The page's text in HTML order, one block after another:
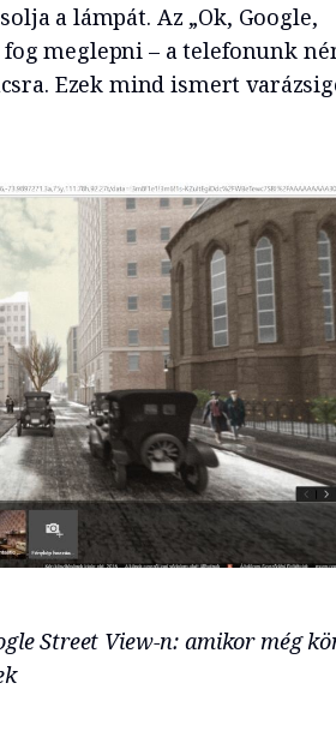
a lámpát. Az „Ok, Google,
meglepni – a telefonunk
Ezek mind ismert
Street View-n: amikor még